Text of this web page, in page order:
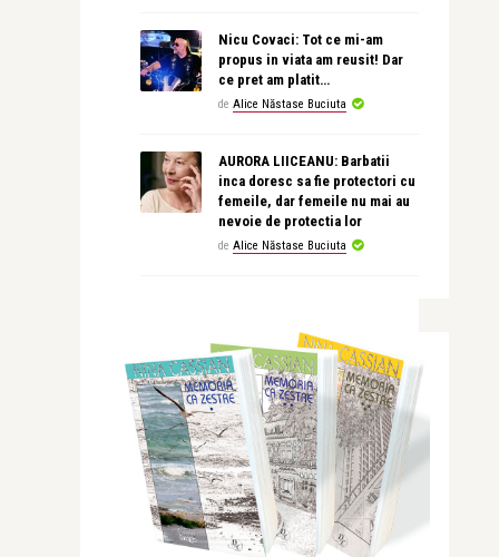
Nicu Covaci: Tot ce mi-am
propus in viata am reusit! Dar
ce pret am platit…
de Alice Năstase Buciuta
AURORA LIICEANU: Barbatii
inca doresc sa fie protectori cu
femeile, dar femeile nu mai au
nevoie de protectia lor
de Alice Năstase Buciuta